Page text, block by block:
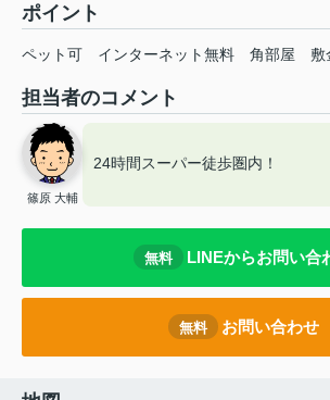
ポイント
ペット可 インターネット無料 角部屋 敷
担当者のコメント
篠原 大輔
24時間スーパー徒歩圏内！
無料 LINEからお問い合
無料 お問い合わせ